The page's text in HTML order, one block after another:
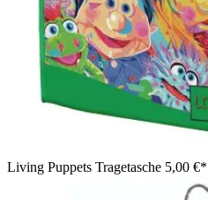
Living Puppets Tragetasche 5,00 €*